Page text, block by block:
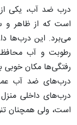
درب ضد آب، یکی از
است که از ظاهر و
می‌برد. این درب‌ها
رطوبت و آب
رفتگی‌ها مکان خوبی
درب‌های ضد آب
درب‌های داخلی
است، ولی همچنان